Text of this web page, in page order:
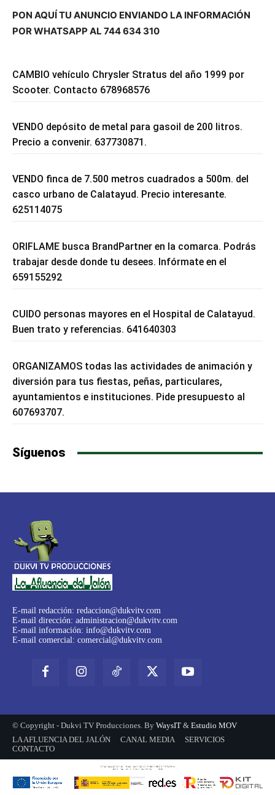
PON AQUÍ TU ANUNCIO ENVIANDO LA INFORMACIÓN
POR WHATSAPP AL 744 634 310
CAMBIO vehículo Chrysler Stratus del año 1999 por
Scooter. Contacto 678968576
VENDO depósito de metal para gasoil de 200 litros.
Precio a convenir. 637730871.
VENDO finca de 7.500 metros cuadrados a 500m. del
casco urbano de Calatayud. Precio interesante.
625114075
ORIFLAME busca BrandPartner en la comarca. Podrás
trabajar desde donde tu desees. Infórmate en el
659155292
CUIDO personas mayores en el Hospital de Calatayud.
Buen trato y referencias. 641640303
ORGANIZAMOS todas las actividades de animación y
diversión para tus fiestas, peñas, particulares,
ayuntamientos e instituciones. Pide presupuesto al
607693707.
Síguenos
E-mail redacción: redaccion@dukvitv.com
E-mail dirección: administracion@dukvitv.com
E-mail información: info@dukvitv.com
E-mail comercial: comercial@dukvitv.com
© Copyright - Dukvi TV Producciones. By WaysIT & Estudio MOV
LA AFLUENCIA DEL JALÓN
CANAL MEDIA
SERVICIOS
CONTACTO